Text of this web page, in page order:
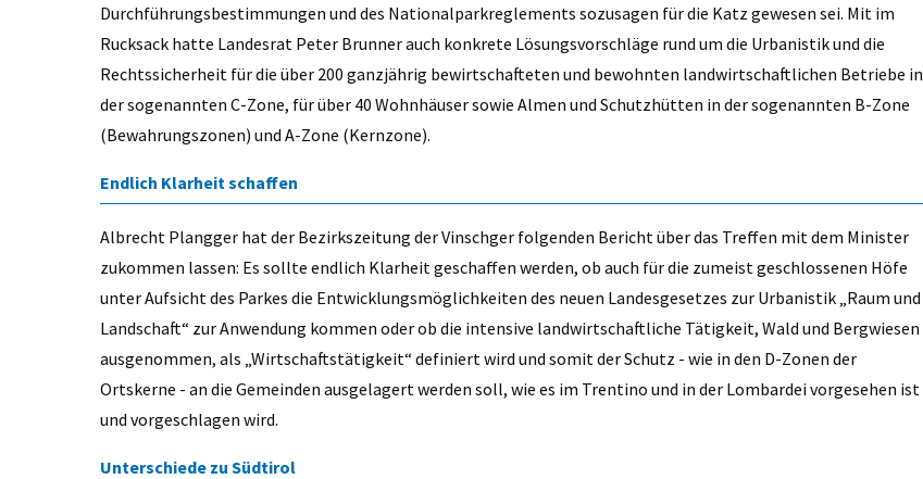
Durchführungsbestimmungen und des Nationalparkreglements sozusagen für die Katz gewesen sei. Mit im
Rucksack hatte Landesrat Peter Brunner auch konkrete Lösungsvorschläge rund um die Urbanistik und die
Rechtssicherheit für die über 200 ganzjährig bewirtschafteten und bewohnten landwirtschaftlichen Betriebe in
der sogenannten C-Zone, für über 40 Wohnhäuser sowie Almen und Schutzhütten in der sogenannten B-Zone
(Bewahrungszonen) und A-Zone (Kernzone).
Endlich Klarheit schaffen
Albrecht Plangger hat der Bezirkszeitung der Vinschger folgenden Bericht über das Treffen mit dem Minister
zukommen lassen: Es sollte endlich Klarheit geschaffen werden, ob auch für die zumeist geschlossenen Höfe
unter Aufsicht des Parkes die Entwicklungsmöglichkeiten des neuen Landesgesetzes zur Urbanistik „Raum und
Landschaft“ zur Anwendung kommen oder ob die intensive landwirtschaftliche Tätigkeit, Wald und Bergwiesen
ausgenommen, als „Wirtschaftstätigkeit“ definiert wird und somit der Schutz - wie in den D-Zonen der
Ortskerne - an die Gemeinden ausgelagert werden soll, wie es im Trentino und in der Lombardei vorgesehen ist
und vorgeschlagen wird.
Unterschiede zu Südtirol